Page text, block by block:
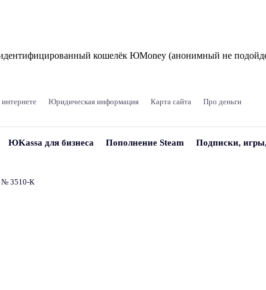
кошелёк ЮMoney (анонимный не
интернете Юридическая информация Карта сайта Про деньги
ЮKassa для бизнеса Пополнение Steam Подписки,
№ 3510‑К